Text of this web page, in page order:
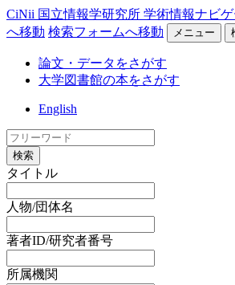
CiNii 国立情報学研究所 学術情報ナビ
へ移動 検索フォームへ移動 メニュー
論文・データをさがす
大学図書館の本をさがす
English
検索
タイトル
人物/団体名
著者ID/研究者番号
所属機関